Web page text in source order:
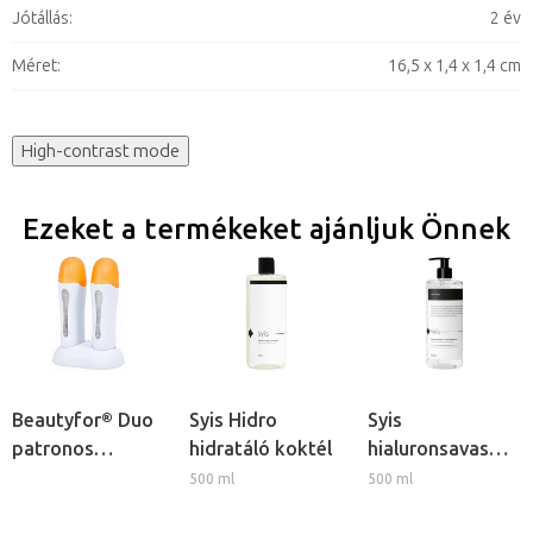
Jótállás: 2 év
Méret: 16,5 x 1,4 x 1,4 cm
High-contrast mode
Ezeket a termékeket ajánljuk Önnek
Beautyfor® Duo
patronos
Syis Hidro
hidratáló koktél
500 ml
Syis
hialuronsavas
ultrahang gél
500 ml